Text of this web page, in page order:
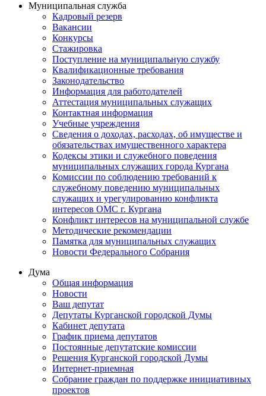
Муниципальная служба
Кадровый резерв
Вакансии
Конкурсы
Стажировка
Поступление на муниципальную службу
Квалификационные требования
Законодательство
Информация для работодателей
Аттестация муниципальных служащих
Контактная информация
Учебные учреждения
Сведения о доходах, расходах, об имуществе и
обязательствах имущественного характера
Кодексы этики и служебного поведения
муниципальных служащих города Кургана
Комиссии по соблюдению требований к
служебному поведению муниципальных
служащих и урегулированию конфликта
интересов ОМС г. Кургана
Конфликт интересов на муниципальной службе
Методические рекомендации
Памятка для муниципальных служащих
Новости Федерального Cобрания
Дума
Общая информация
Новости
Ваш депутат
Депутаты Курганской городской Думы
Кабинет депутата
График приема депутатов
Постоянные депутатские комиссии
Решения Курганской городской Думы
Интернет-приемная
Собрание граждан по поддержке инициативных
проектов